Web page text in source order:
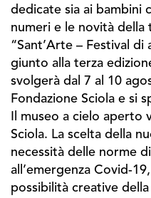
dedicate sia ai bambini
numeri e le novità della
“Sant’Arte – Festival
giunto alla terza
svolgerà dal 7 al 10
Fondazione Sciola e si
Il museo a cielo aperto
Sciola. La scelta della
necessità delle norme
all’emergenza Covid-
possibilità creative